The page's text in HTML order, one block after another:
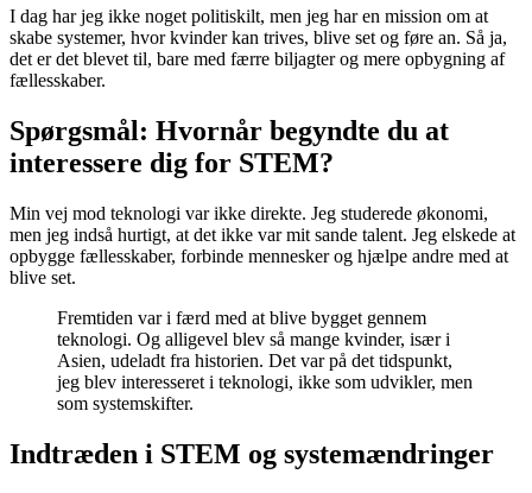
I dag har jeg ikke noget politiskilt, men jeg har en mission om at
skabe systemer, hvor kvinder kan trives, blive set og føre an. Så ja,
det er det blevet til, bare med færre biljagter og mere opbygning af
fællesskaber.
Spørgsmål: Hvornår begyndte du at
interessere dig for STEM?
Min vej mod teknologi var ikke direkte. Jeg studerede økonomi,
men jeg indså hurtigt, at det ikke var mit sande talent. Jeg elskede at
opbygge fællesskaber, forbinde mennesker og hjælpe andre med at
blive set.
Fremtiden var i færd med at blive bygget gennem
teknologi. Og alligevel blev så mange kvinder, især i
Asien, udeladt fra historien. Det var på det tidspunkt,
jeg blev interesseret i teknologi, ikke som udvikler, men
som systemskifter.
Indtræden i STEM og systemændringer